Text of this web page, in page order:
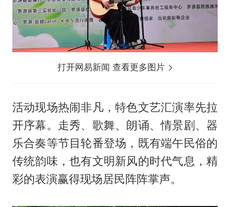
打开网易新闻 查看更多图片
活动现场热闹非凡，特色文艺汇演率先拉
开序幕。走秀、歌舞、朗诵、情景剧、器
乐合奏等节目轮番登场，既有端午民俗的
传统韵味，也有文明新风的时代气息，精
彩的表演赢得现场居民阵阵掌声。